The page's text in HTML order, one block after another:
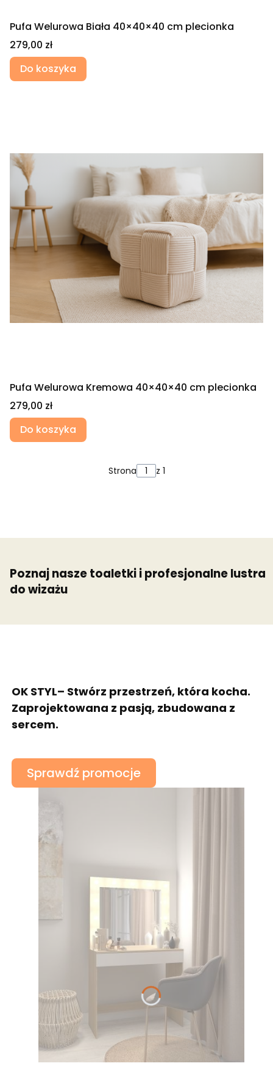
Pufa Welurowa Biała 40×40×40 cm plecionka
Cena
279,00 zł
Do koszyka
Pufa Welurowa Kremowa 40×40×40 cm plecionka
Cena
279,00 zł
Do koszyka
Strona z 1
Poznaj nasze toaletki i profesjonalne lustra
do wizażu
OK STYL– Stwórz przestrzeń, która kocha.
Zaprojektowana z pasją, zbudowana z
sercem.
Sprawdź promocje